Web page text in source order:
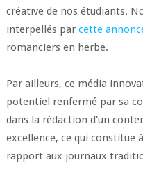
créative de nos étudiants.
interpellés par cette
romanciers en herbe.
Par ailleurs, ce média
potentiel renfermé par sa
dans la rédaction d'un
excellence, ce qui constitue
rapport aux journaux